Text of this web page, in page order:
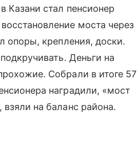
Казани стал пенсионер
моста через
опоры, крепления, доски.
Деньги на
Собрали в итоге 57
наградили, «мост
на баланс района.